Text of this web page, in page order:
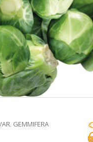
GEMMIFERA